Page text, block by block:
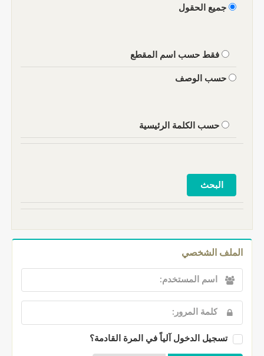
جميع الحقول
فقط حسب اسم المقطع
حسب الوصف
حسب الكلمة الرئيسية
الملف الشخصي
تسجيل الدخول آلياً في المرة القادمة؟